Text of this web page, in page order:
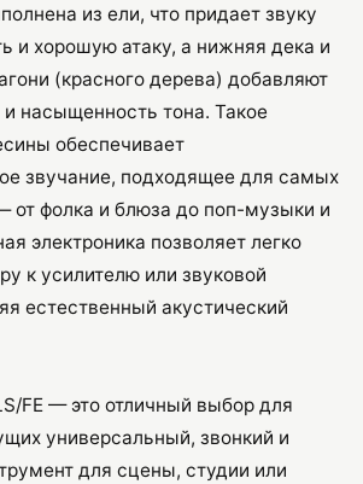
из ели, что придает звуку
и хорошую атаку, а нижняя дека и
(красного дерева) добавляют
и насыщенность тона. Такое
обеспечивает
звучание, подходящее для самых
от фолка и блюза до поп-музыки и
электроника позволяет легко
к усилителю или звуковой
естественный акустический
FE — это отличный выбор для
универсальный, звонкий и
для сцены, студии или